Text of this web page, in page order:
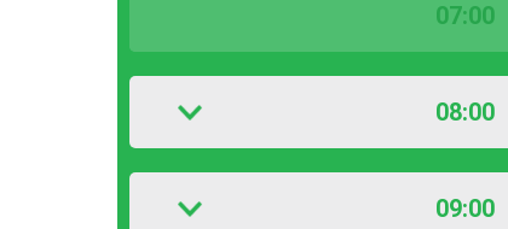
07:00
08:00
09:00